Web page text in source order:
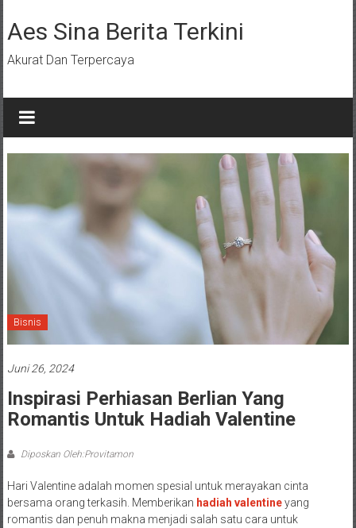
ke
konten
Aes Sina Berita Terkini
Akurat Dan Terpercaya
Bisnis
Juni 26, 2024
Inspirasi Perhiasan Berlian Yang
Romantis Untuk Hadiah Valentine
Diposkan Oleh:Provitamon
Hari Valentine adalah momen spesial untuk merayakan cinta
bersama orang terkasih. Memberikan hadiah valentineyang
romantis dan penuh makna menjadi salah satu cara untuk